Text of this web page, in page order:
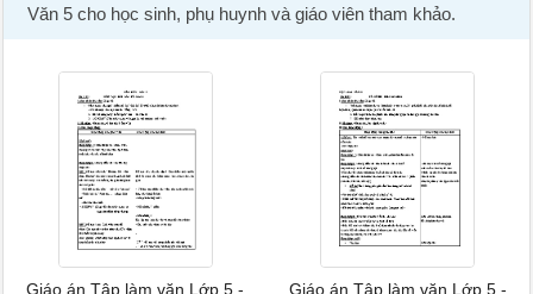
Văn 5 cho học sinh, phụ huynh và giáo viên tham khảo.
Giáo án Tập làm văn Lớp 5 -
Giáo án Tập làm văn Lớp 5 -